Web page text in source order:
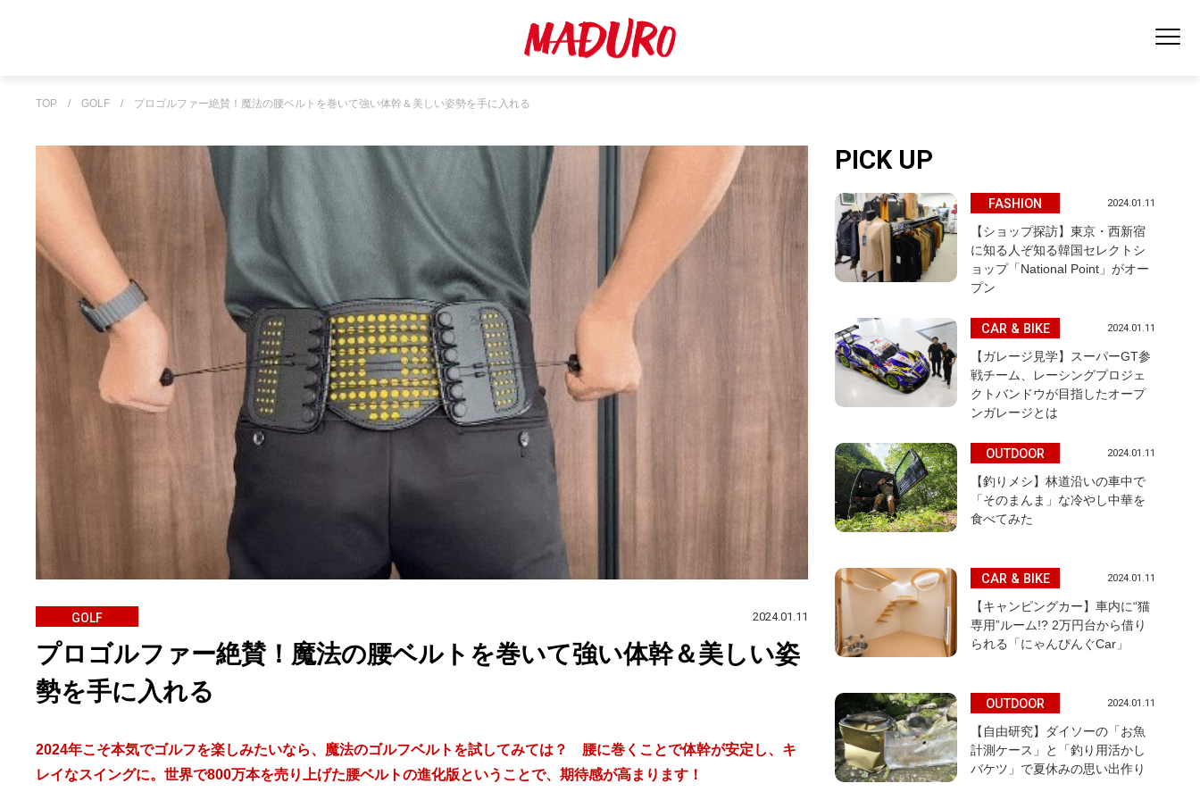
TOP / GOLF / プロゴルファー絶賛！魔法の腰ベルトを巻いて強い体幹＆美しい姿勢を手に入れる
GOLF 2024.01.11
プロゴルファー絶賛！魔法の腰ベルトを巻いて強い体幹＆美しい姿
勢を手に入れる
2024年こそ本気でゴルフを楽しみたいなら、魔法のゴルフベルトを試してみては？ 腰に巻くことで体幹が安定し、キ
レイなスイングに。世界で800万本を売り上げた腰ベルトの進化版ということで、期待感が高まります！
PICK UP
FASHION 2024.01.11
【ショップ探訪】東京・西新宿
に知る人ぞ知る韓国セレクトシ
ョップ「National Point」がオー
プン
CAR & BIKE 2024.01.11
【ガレージ見学】スーパーGT参
戦チーム、レーシングプロジェ
クトバンドウが目指したオープ
ンガレージとは
OUTDOOR 2024.01.11
【釣りメシ】林道沿いの車中で
「そのまんま」な冷やし中華を
食べてみた
CAR & BIKE 2024.01.11
【キャンピングカー】車内に“猫
専用”ルーム!? 2万円台から借り
られる「にゃんぴんぐCar」
OUTDOOR 2024.01.11
【自由研究】ダイソーの「お魚
計測ケース」と「釣り用活かし
バケツ」で夏休みの思い出作り